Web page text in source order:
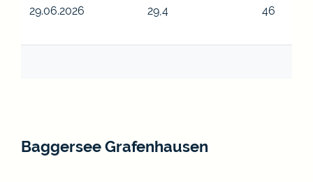
29.06.2026 29,4 46
Baggersee Grafenhausen